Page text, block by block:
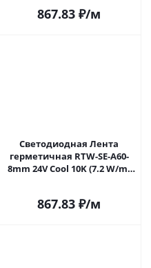
867.83 ₽/м
Светодиодная Лента
герметичная RTW-SE-A60-
8mm 24V Cool 10K (7.2 W/m,
867.83 ₽/м